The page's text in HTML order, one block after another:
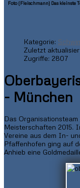
Foto (Fleischmann) Das kleinste
Kategorie:
Zuletzt
Zugriffe: 2807
- München
Das
Meisterschaften 2015.
Vereine aus dem In-
Pfaffenhofen ging auf
Anhieb eine